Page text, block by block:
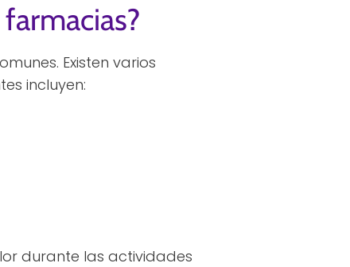
Existen varios
incluyen:
durante las actividades